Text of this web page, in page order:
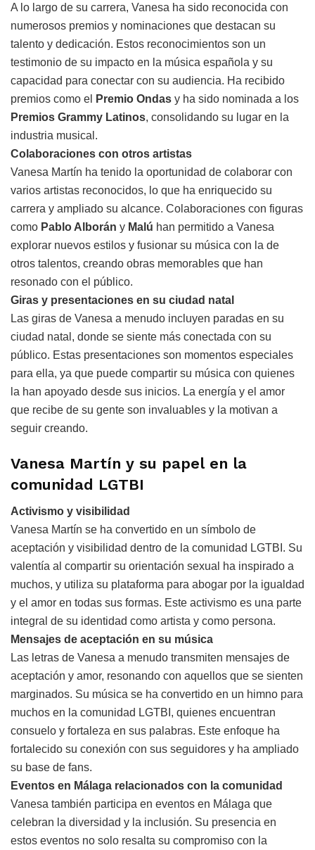
A lo largo de su carrera, Vanesa ha sido reconocida con
numerosos premios y nominaciones que destacan su
talento y dedicación. Estos reconocimientos son un
testimonio de su impacto en la música española y su
capacidad para conectar con su audiencia. Ha recibido
premios como el
Premio Ondas y ha sido nominada a los
Premios Grammy Latinos, consolidando su lugar en la
industria musical.
Colaboraciones con otros artistas
Vanesa Martín ha tenido la oportunidad de colaborar con
varios artistas reconocidos, lo que ha enriquecido su
carrera y ampliado su alcance. Colaboraciones con figuras
como Pablo Alborán y Malú han permitido a Vanesa
explorar nuevos estilos y fusionar su música con la de
otros talentos, creando obras memorables que han
resonado con el público.
Giras y presentaciones en su ciudad natal
Las giras de Vanesa a menudo incluyen paradas en su
ciudad natal, donde se siente más conectada con su
público. Estas presentaciones son momentos especiales
para ella, ya que puede compartir su música con quienes
la han apoyado desde sus inicios. La energía y el amor
que recibe de su gente son invaluables y la motivan a
seguir creando.
Vanesa Martín y su papel en la
comunidad LGTBI
Activismo y visibilidad
Vanesa Martín se ha convertido en un símbolo de
aceptación y visibilidad dentro de la comunidad LGTBI. Su
valentía al compartir su orientación sexual ha inspirado a
muchos, y utiliza su plataforma para abogar por la igualdad
y el amor en todas sus formas. Este activismo es una parte
integral de su identidad como artista y como persona.
Mensajes de aceptación en su música
Las letras de Vanesa a menudo transmiten mensajes de
aceptación y amor, resonando con aquellos que se sienten
marginados. Su música se ha convertido en un himno para
muchos en la comunidad LGTBI, quienes encuentran
consuelo y fortaleza en sus palabras. Este enfoque ha
fortalecido su conexión con sus seguidores y ha ampliado
su base de fans.
Eventos en Málaga relacionados con la comunidad
Vanesa también participa en eventos en Málaga que
celebran la diversidad y la inclusión. Su presencia en
estos eventos no solo resalta su compromiso con la